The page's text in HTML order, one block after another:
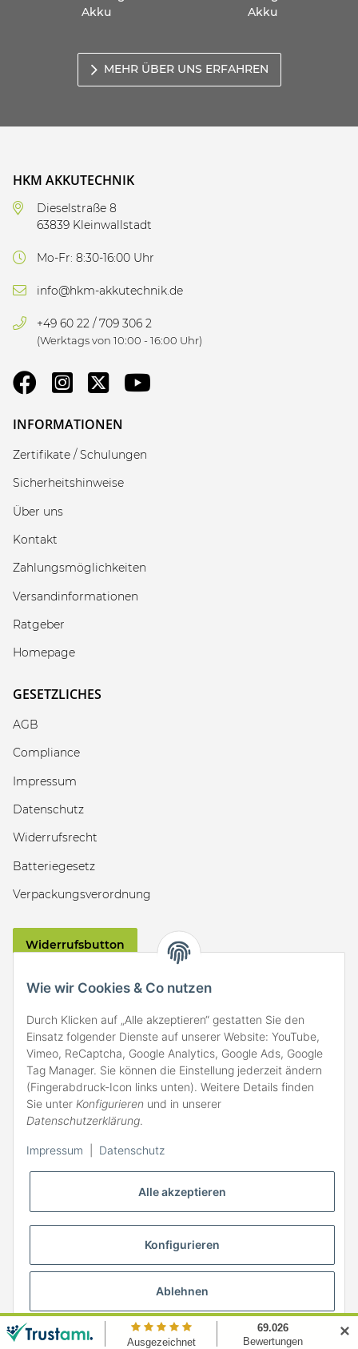
Alle akzeptieren
Konfigurieren
Ablehnen
Wie wir Cookies & Co nutzen
Durch Klicken auf „Alle akzeptieren“ gestatten Sie den
Einsatz folgender Dienste auf unserer Website: YouTube,
Vimeo, ReCaptcha, Google Analytics, Google Ads, Google
Tag Manager. Sie können die Einstellung jederzeit ändern
(Fingerabdruck-Icon links unten). Weitere Details finden
Sie unter Konfigurieren und in unserer
Datenschutzerklärung.
Impressum Datenschutz
Akku
Akku
MEHR ÜBER UNS ERFAHREN
HKM AKKUTECHNIK
Dieselstraße 8
63839 Kleinwallstadt
Mo-Fr: 8:30-16:00 Uhr
info@hkm-akkutechnik.de
+49 60 22 / 709 306 2
(Werktags von 10:00 - 16:00 Uhr)
INFORMATIONEN
Zertifikate / Schulungen
Sicherheitshinweise
Über uns
Kontakt
Zahlungsmöglichkeiten
Versandinformationen
Ratgeber
Homepage
GESETZLICHES
AGB
Compliance
Impressum
Datenschutz
Widerrufsrecht
Batteriegesetz
Verpackungsverordnung
Widerrufsbutton
ZAHLARTEN
* Alle Preise inkl. gesetzlicher MwSt., zzgl.
✕